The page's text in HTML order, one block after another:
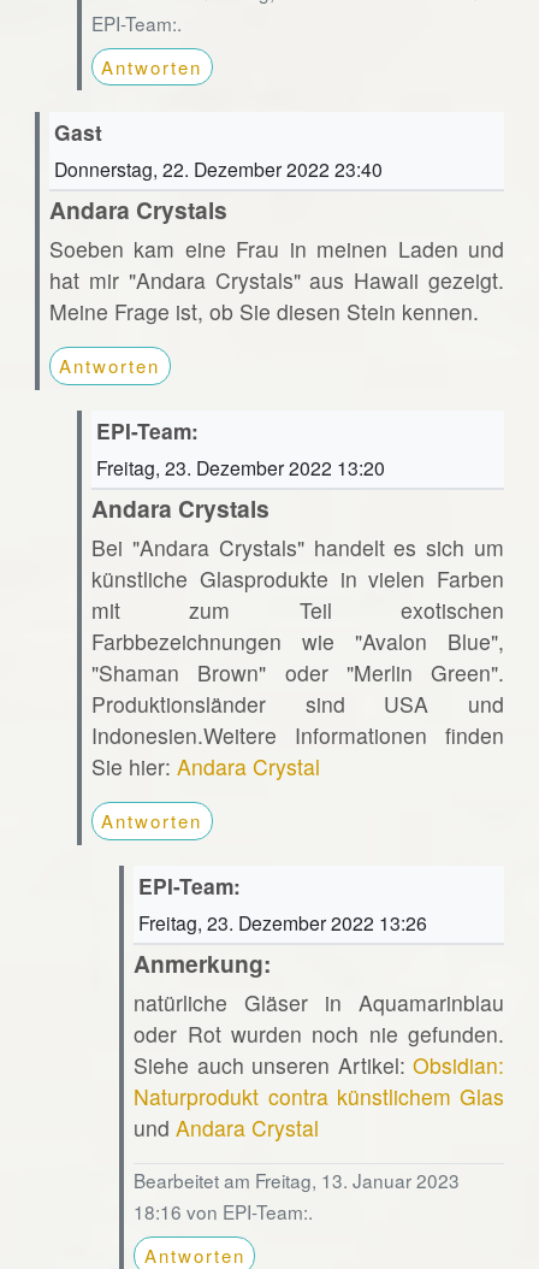
EPI-Team:.
Antworten
Gast
Donnerstag, 22. Dezember 2022 23:40
Andara Crystals
Soeben kam eine Frau in meinen Laden und
hat mir "Andara Crystals" aus Hawaii gezeigt.
Meine Frage ist, ob Sie diesen Stein kennen.
Antworten
EPI-Team:
Freitag, 23. Dezember 2022 13:20
Andara Crystals
Bei "Andara Crystals" handelt es sich um
künstliche Glasprodukte in vielen Farben
mit zum Teil exotischen
Farbbezeichnungen wie "Avalon Blue",
"Shaman Brown" oder "Merlin Green".
Produktionsländer sind USA und
Indonesien.Weitere Informationen finden
Sie hier: Andara Crystal
Antworten
EPI-Team:
Freitag, 23. Dezember 2022 13:26
Anmerkung:
natürliche Gläser in Aquamarinblau
oder Rot wurden noch nie gefunden.
Siehe auch unseren Artikel:Obsidian:
Naturprodukt contra künstlichem Glas
undAndara Crystal
Bearbeitet am Freitag, 13. Januar 2023
18:16 von EPI-Team:.
Antworten